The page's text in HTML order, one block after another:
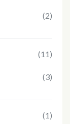
(2)
(11)
(3)
(1)